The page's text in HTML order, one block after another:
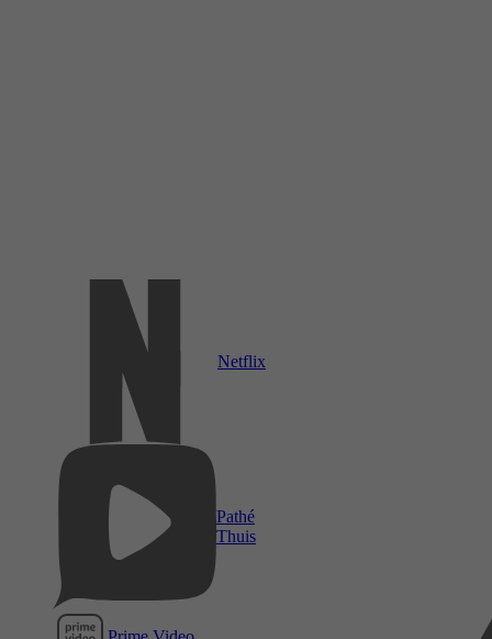
Netflix
Pathé
Thuis